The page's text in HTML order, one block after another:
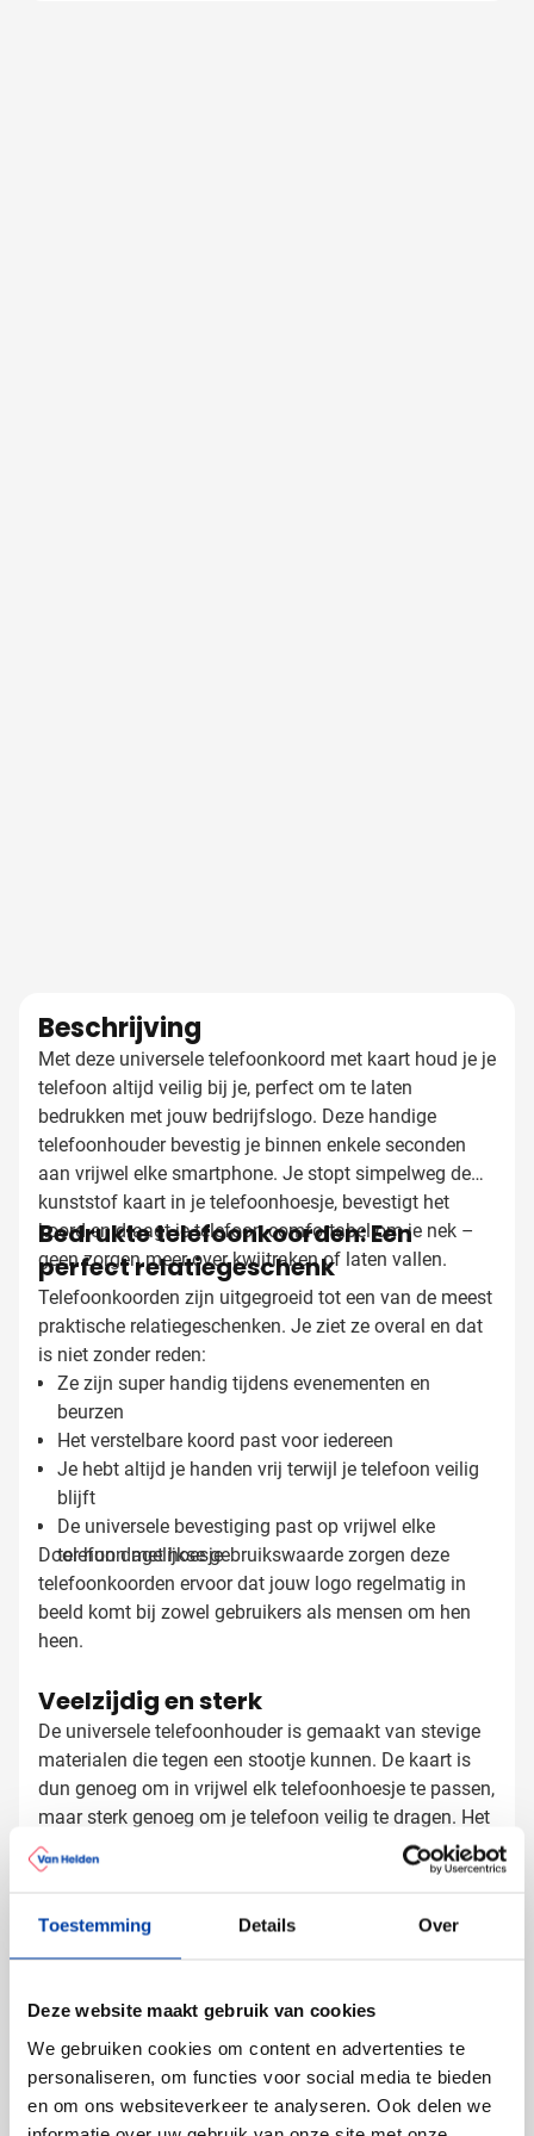
Toestemming Details Over
Deze website maakt gebruik van cookies
We gebruiken cookies om content en advertenties te
personaliseren, om functies voor social media te bieden
en om ons websiteverkeer te analyseren. Ook delen we
Beschrijving
Met deze universele telefoonkoord met kaart houd je je
telefoon altijd veilig bij je, perfect om te laten
bedrukken met jouw bedrijfslogo. Deze handige
telefoonhouder bevestig je binnen enkele seconden
aan vrijwel elke smartphone. Je stopt simpelweg de
kunststof kaart in je telefoonhoesje, bevestigt het
koord en draagt je telefoon comfortabel om je nek –
geen zorgen meer over kwijtraken of laten vallen.
Bedrukte telefoonkoorden: Een
perfect relatiegeschenk
Telefoonkoorden zijn uitgegroeid tot een van de meest
praktische relatiegeschenken. Je ziet ze overal en dat
is niet zonder reden:
Ze zijn super handig tijdens evenementen en
beurzen
Het verstelbare koord past voor iedereen
Je hebt altijd je handen vrij terwijl je telefoon veilig
blijft
De universele bevestiging past op vrijwel elke
telefoon met hoesje
Door hun dagelijkse gebruikswaarde zorgen deze
telefoonkoorden ervoor dat jouw logo regelmatig in
beeld komt bij zowel gebruikers als mensen om hen
heen.
Veelzijdig en sterk
De universele telefoonhouder is gemaakt van stevige
materialen die tegen een stootje kunnen. De kaart is
dun genoeg om in vrijwel elk telefoonhoesje te passen,
maar sterk genoeg om je telefoon veilig te dragen. Het
koord is comfortabel en verstelbaar, zodat iedereen de
perfecte lengte kan instellen.
met logo
professionele bedrukking op jouw telefoonkoorden:
Met je bedrijfslogo in full color
Met een slogan of boodschap
Met contactgegevens of QR-code